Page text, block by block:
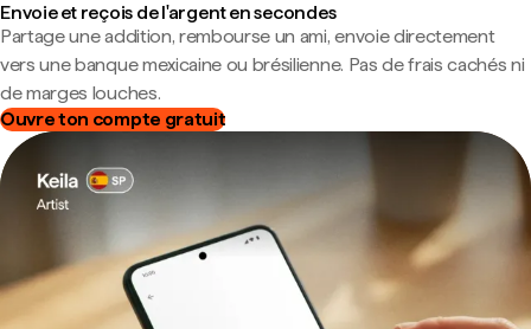
Envoie et reçois de l'argent en secondes
Partage une addition, rembourse un ami, envoie directement
vers une banque mexicaine ou brésilienne. Pas de frais cachés ni
de marges louches.
Ouvre ton compte gratuit